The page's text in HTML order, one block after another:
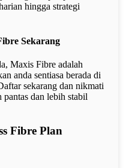
hingga strategi
Sekarang
Maxis Fibre adalah
anda sentiasa berada di
sekarang dan nikmati
dan lebih stabil
Fibre Plan